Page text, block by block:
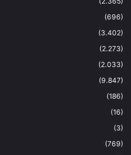
(696)
(3.402)
(2.273)
(2.033)
(9.847)
(186)
(16)
(3)
(769)